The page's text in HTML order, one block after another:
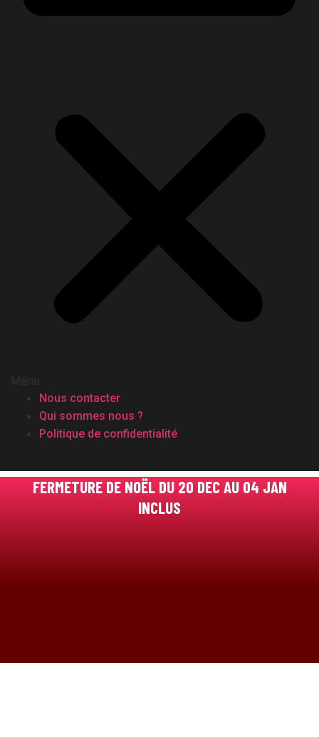
Menu
Nous contacter
Qui sommes nous ?
Politique de confidentialité
FERMETURE DE NOËL DU 20 DEC AU 04 JAN
INCLUS